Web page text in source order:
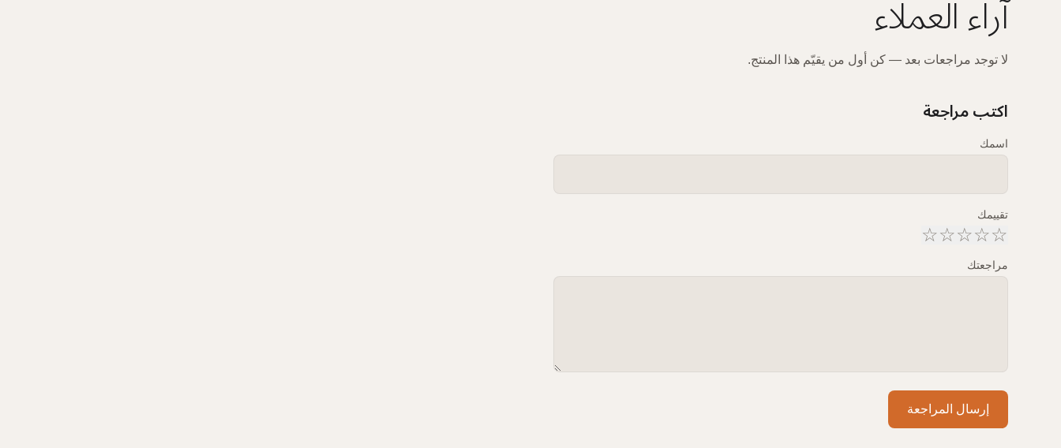
آراء العملاء
لا توجد مراجعات بعد — كن أول من يقيّم هذا المنتج.
اكتب مراجعة
اسمك
تقييمك
☆
☆
☆
☆
☆
مراجعتك
إرسال المراجعة